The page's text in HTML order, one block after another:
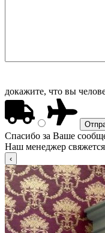
докажите, что вы
Спасибо за Ваше
Наш менеджер